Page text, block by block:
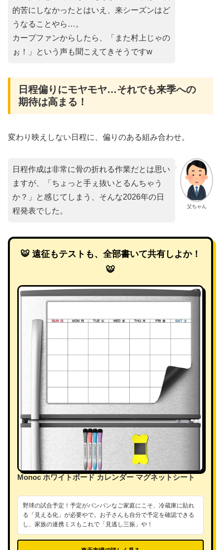
的苦にしなかったとはいえ、来シーズンはど
うなることやら…。
カープファンからしたら、「また村上じゃの
ぉ！」という声も聞こえてきそうですw
日程偏りにモヤモヤ…それでも来季への
期待は高まる！
変わり映えしない日程に、偏りのある組み合わせ。
父ちゃん
日程作成は非常に骨の折れる作業だとは思い
ますが、「ちょっと手ぇ抜いとるんちゃう
か？」と感じてしまう、そんな2026年の日
程発表でした。
🐯 遠征もテストも、全部書いて共有しよか！
🐯
Monoc ホワイトボード カレンダー マグネットシート
野球の試合予定！予定がパンパンなご家庭にこそ、冷蔵庫に貼れ
る「見える化」が必要やで。お子さんも自分で予定を確認できる
し、家族の連携ミスもこれで「見逃し三振」や！